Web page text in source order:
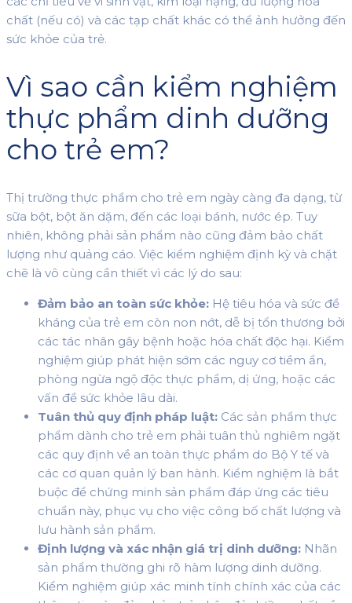
chất (nếu có) và các tạp chất khác có thể ảnh hưởng đến
sức khỏe của trẻ.
Vì sao cần kiểm nghiệm
thực phẩm dinh dưỡng
cho trẻ em?
Thị trường thực phẩm cho trẻ em ngày càng đa dạng, từ
sữa bột, bột ăn dặm, đến các loại bánh, nước ép. Tuy
nhiên, không phải sản phẩm nào cũng đảm bảo chất
lượng như quảng cáo. Việc kiểm nghiệm định kỳ và chặt
chẽ là vô cùng cần thiết vì các lý do sau:
Đảm bảo an toàn sức khỏe: Hệ tiêu hóa và sức đề
kháng của trẻ em còn non nớt, dễ bị tổn thương bởi
các tác nhân gây bệnh hoặc hóa chất độc hại. Kiểm
nghiệm giúp phát hiện sớm các nguy cơ tiềm ẩn,
phòng ngừa ngộ độc thực phẩm, dị ứng, hoặc các
vấn đề sức khỏe lâu dài.
Tuân thủ quy định pháp luật: Các sản phẩm thực
phẩm dành cho trẻ em phải tuân thủ nghiêm ngặt
các quy định về an toàn thực phẩm do Bộ Y tế và
các cơ quan quản lý ban hành. Kiểm nghiệm là bắt
buộc để chứng minh sản phẩm đáp ứng các tiêu
chuẩn này, phục vụ cho việc công bố chất lượng và
lưu hành sản phẩm.
Định lượng và xác nhận giá trị dinh dưỡng: Nhãn
sản phẩm thường ghi rõ hàm lượng dinh dưỡng.
Kiểm nghiệm giúp xác minh tính chính xác của các